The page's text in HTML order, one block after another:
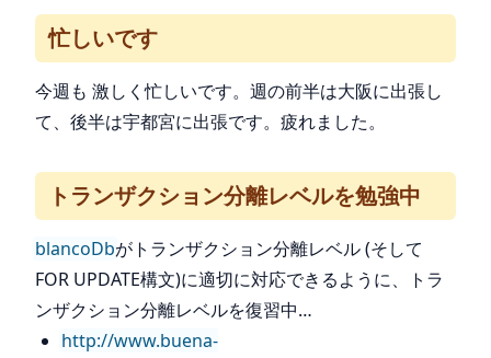
忙しいです
今週も 激しく忙しいです。週の前半は大阪に出張し
て、後半は宇都宮に出張です。疲れました。
トランザクション分離レベルを勉強中
blancoDbがトランザクション分離レベル (そして
FOR UPDATE構文)に適切に対応できるように、トラ
ンザクション分離レベルを復習中…
http://www.buena-